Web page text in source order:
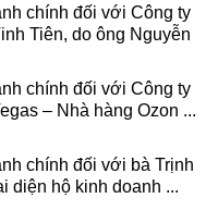
chính đối với Công ty
Tiên, do ông Nguyễn
chính đối với Công ty
– Nhà hàng Ozon ...
chính đối với bà Trịnh
diện hộ kinh doanh ...